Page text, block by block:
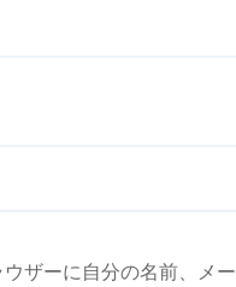
ザーに自分の名前、メ